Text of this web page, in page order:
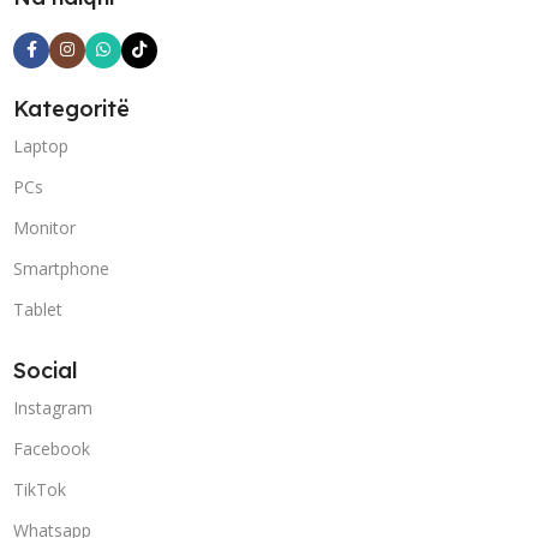
Kategoritë
Laptop
PCs
Monitor
Smartphone
Tablet
Social
Instagram
Facebook
TikTok
Whatsapp